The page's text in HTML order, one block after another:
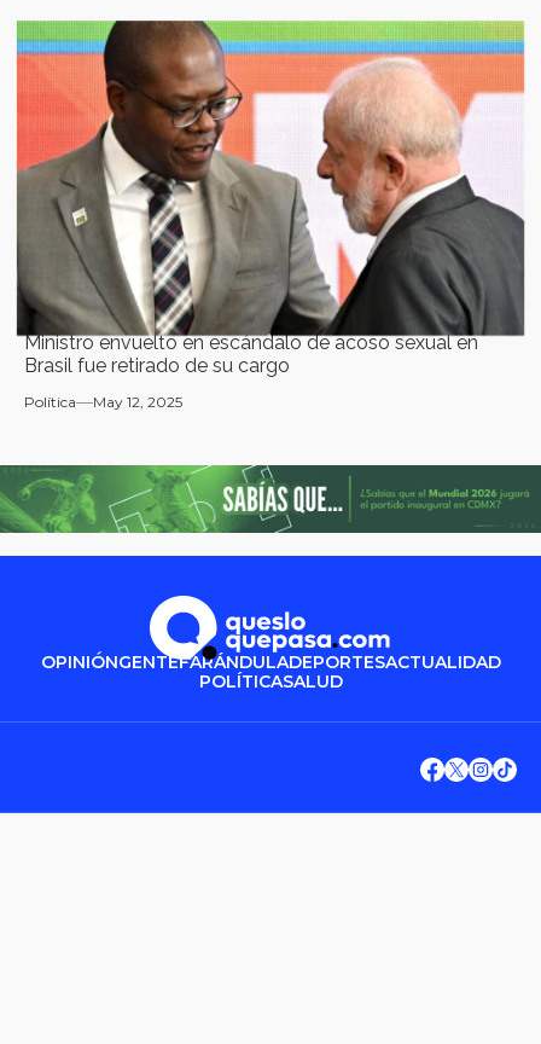
Ministro envuelto en escándalo de acoso sexual en
Brasil fue retirado de su cargo
Política May 12, 2025
OPINIÓNGENTEFARÁNDULADEPORTESACTUALIDAD
POLÍTICASALUD